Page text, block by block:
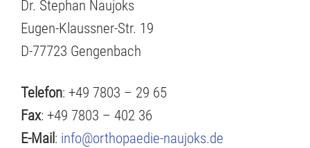
Dr. Stephan Naujoks
Eugen-Klaussner-Str. 19
D-77723 Gengenbach
Telefon: +49 7803 – 29 65
Fax: +49 7803 – 402 36
E-Mail : info@orthopaedie-naujoks.de